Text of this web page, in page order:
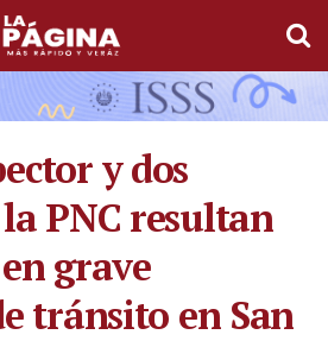
y dos
PNC resultan
grave
tránsito en San